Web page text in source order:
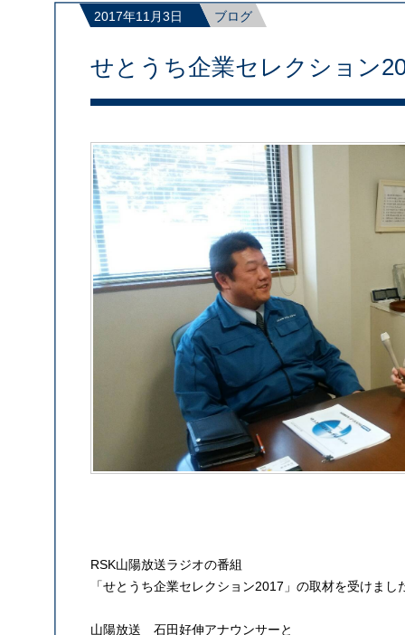
2017年11月3日 ブログ
せとうち企業セレクション
RSK山陽放送ラジオの番組
「せとうち企業セレクション2017」の取材を受けまし
山陽放送 石田好伸アナウンサーと